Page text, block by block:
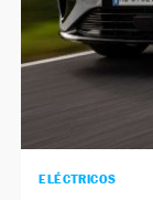
ELÉCTRICOS